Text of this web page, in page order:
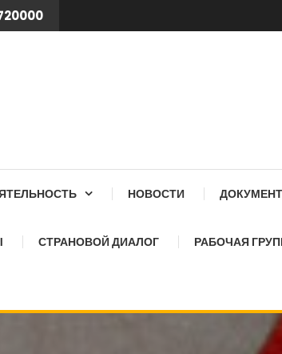
НОВОСТИ
СТРАНОВОЙ ДИАЛОГ РАБОЧАЯ